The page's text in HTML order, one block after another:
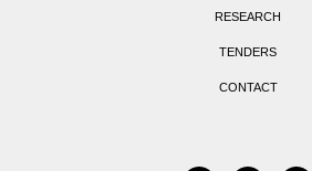
RESEARCH
TENDERS
CONTACT